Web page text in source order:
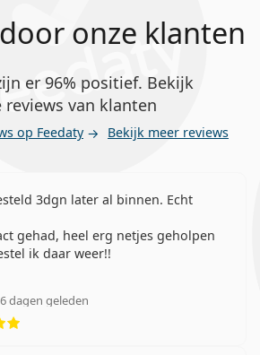
onze klanten
er 96% positief. Bekijk
reviews van klanten
op Feedaty Bekijk meer reviews
3dgn later al binnen. Echt
gehad, heel erg netjes geholpen
ik daar weer!!
dagen geleden
Beoordeling 5 van 5